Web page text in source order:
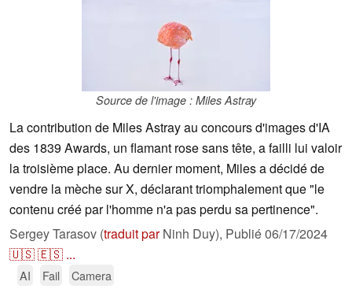
Source de l'image : Miles Astray
La contribution de Miles Astray au concours d'images d'IA
des 1839 Awards, un flamant rose sans tête, a failli lui valoir
la troisième place. Au dernier moment, Miles a décidé de
vendre la mèche sur X, déclarant triomphalement que "le
contenu créé par l'homme n'a pas perdu sa pertinence".
Sergey Tarasov (traduit parNinh Duy), Publié06/17/2024
🇺🇸🇪🇸 ...
AI Fail Camera